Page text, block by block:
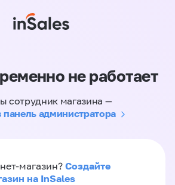
не работает
сотрудник магазина —
панель администратора
магазин? Создайте
на InSales